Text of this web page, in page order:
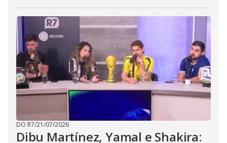
DO R7/21/07/2026
Dibu Martínez, Yamal e Shakira: